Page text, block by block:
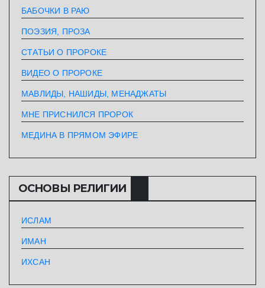
БАБОЧКИ В РАЮ
ПОЭЗИЯ, ПРОЗА
СТАТЬИ О ПРОРОКЕ
ВИДЕО О ПРОРОКЕ
МАВЛИДЫ, НАШИДЫ, МЕНАДЖАТЫ
МНЕ ПРИСНИЛСЯ ПРОРОК
МЕДИНА В ПРЯМОМ ЭФИРЕ
ОСНОВЫ РЕЛИГИИ
ИСЛАМ
ИМАН
ИХСАН